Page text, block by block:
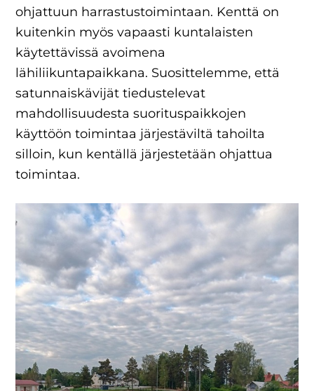
ohjattuun harrastustoimintaan. Kenttä on
kuitenkin myös vapaasti kuntalaisten
käytettävissä avoimena
lähiliikuntapaikkana. Suosittelemme, että
satunnaiskävijät tiedustelevat
mahdollisuudesta suorituspaikkojen
käyttöön toimintaa järjestäviltä tahoilta
silloin, kun kentällä järjestetään ohjattua
toimintaa.